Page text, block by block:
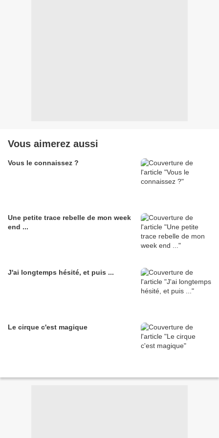
Vous aimerez aussi
Vous le connaissez ?
Une petite trace rebelle de mon week
end ...
J'ai longtemps hésité, et puis ...
Le cirque c'est magique